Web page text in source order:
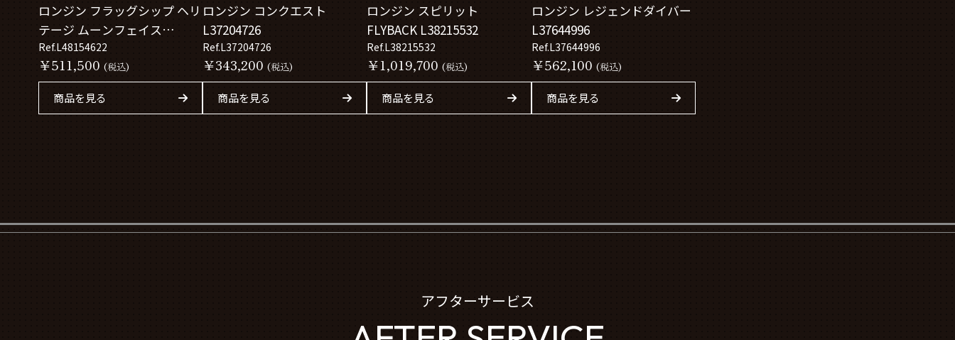
ロンジン フラッグシップ ヘリ
テージ ムーンフェイス
L48154622
Ref.L48154622
￥511,500 (税込)
商品を見る
ロンジン コンクエスト
L37204726
Ref.L37204726
￥343,200 (税込)
商品を見る
ロンジン スピリット
FLYBACK L38215532
Ref.L38215532
￥1,019,700 (税込)
商品を見る
ロンジン レジェンドダイバー
L37644996
Ref.L37644996
￥562,100 (税込)
商品を見る
アフターサービス